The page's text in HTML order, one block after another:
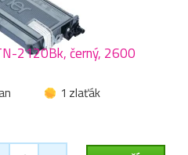
2120Bk, černý, 2600
1 zlaťák